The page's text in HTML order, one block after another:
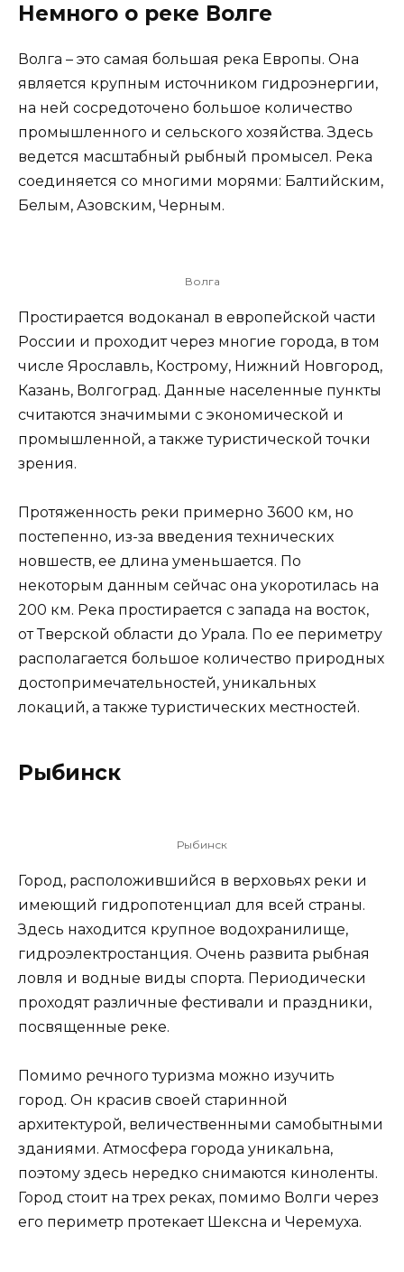
Немного о реке Волге
Волга – это самая большая река Европы. Она
является крупным источником гидроэнергии,
на ней сосредоточено большое количество
промышленного и сельского хозяйства. Здесь
ведется масштабный рыбный промысел. Река
соединяется со многими морями: Балтийским,
Белым, Азовским, Черным.
Волга
Простирается водоканал в европейской части
России и проходит через многие города, в том
числе Ярославль, Кострому, Нижний Новгород,
Казань, Волгоград. Данные населенные пункты
считаются значимыми с экономической и
промышленной, а также туристической точки
зрения.
Протяженность реки примерно 3600 км, но
постепенно, из-за введения технических
новшеств, ее длина уменьшается. По
некоторым данным сейчас она укоротилась на
200 км. Река простирается с запада на восток,
от Тверской области до Урала. По ее периметру
располагается большое количество природных
достопримечательностей, уникальных
локаций, а также туристических местностей.
Рыбинск
Рыбинск
Город, расположившийся в верховьях реки и
имеющий гидропотенциал для всей страны.
Здесь находится крупное водохранилище,
гидроэлектростанция. Очень развита рыбная
ловля и водные виды спорта. Периодически
проходят различные фестивали и праздники,
посвященные реке.
Помимо речного туризма можно изучить
город. Он красив своей старинной
архитектурой, величественными самобытными
зданиями. Атмосфера города уникальна,
поэтому здесь нередко снимаются киноленты.
Город стоит на трех реках, помимо Волги через
его периметр протекает Шексна и Черемуха.